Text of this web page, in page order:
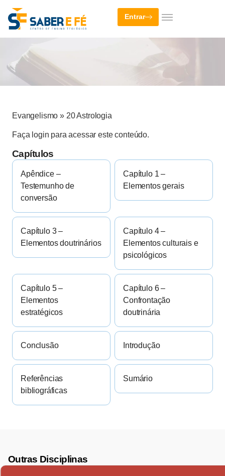
Entrar
Evangelismo » 20 Astrologia
Faça login para acessar este conteúdo.
Capítulos
Apêndice –
Testemunho de
conversão
Capítulo 1 –
Elementos gerais
Capítulo 3 –
Elementos doutrinários
Capítulo 4 –
Elementos culturais e
psicológicos
Capítulo 5 –
Elementos
estratégicos
Capítulo 6 –
Confrontação
doutrinária
Conclusão Introdução
Referências
bibliográficas
Sumário
Outras Disciplinas